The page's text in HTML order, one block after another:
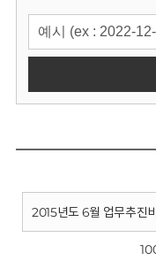
2015년도 6월 업무추진